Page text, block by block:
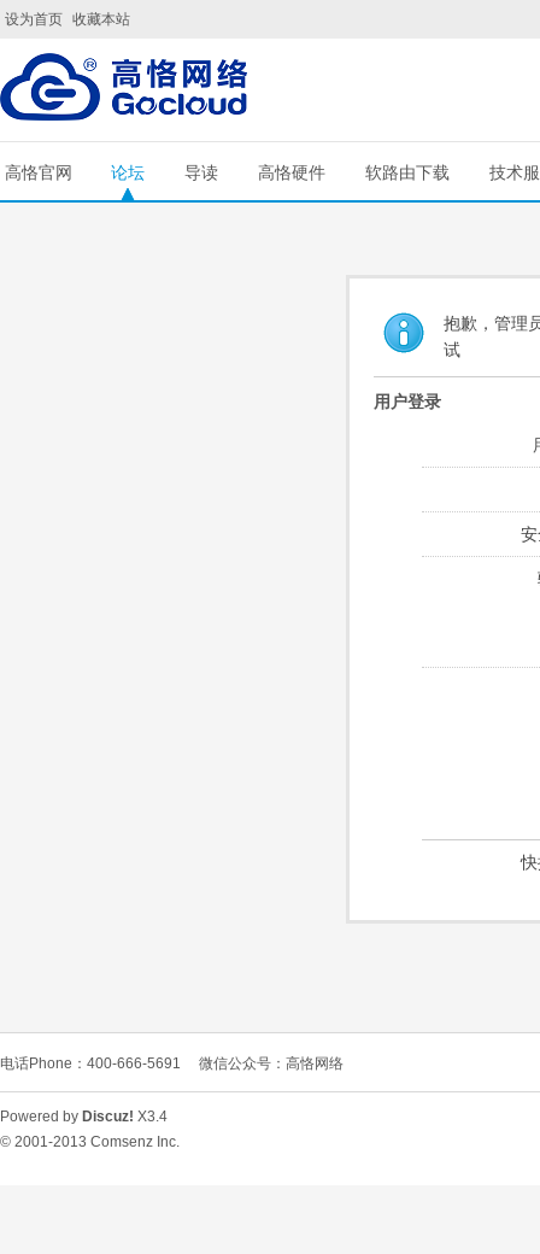
设为首页 收藏本站
高恪官网 论坛 导读 高恪硬件 软路由下载 技术
抱歉，管理
试
用户登录
电话Phone：400-666-5691 微信公众号：高恪网络
Powered by Discuz! X3.4
© 2001-2013 Comsenz Inc.